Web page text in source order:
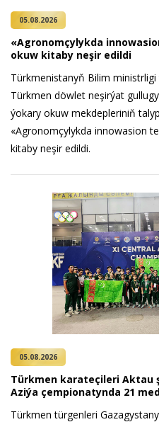
05.08.2026
«Agronomçylykda
okuw kitaby neşir edildi
Türkmenistanyň Bilim
Türkmen döwlet neşirýat
ýokary okuw mekdepleriniň
«Agronomçylykda innowasion
kitaby neşir edildi.
05.08.2026
Türkmen karateçileri Aktau
Aziýa çempionatynda 21
Türkmen türgenleri